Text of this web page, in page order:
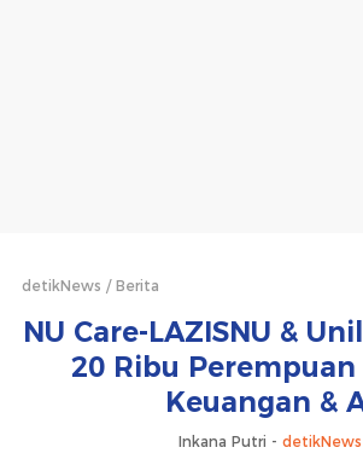
detikNews Berita
NU Care-LAZISNU &
20 Ribu
Keuangan &
Inkana Putri - detikNews